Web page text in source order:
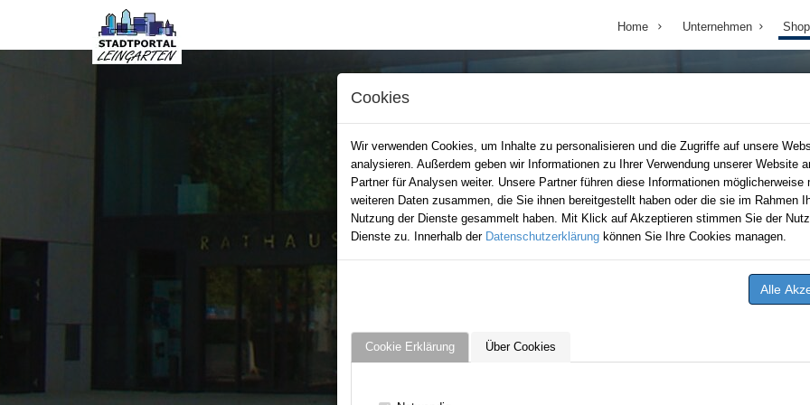
Cookies
Wir verwenden Cookies, um Inhalte zu personalisieren und die Zugriffe auf unsere
analysieren. Außerdem geben wir Informationen zu Ihrer Verwendung unserer Website
Partner für Analysen weiter. Unsere Partner führen diese Informationen möglicherweise
weiteren Daten zusammen, die Sie ihnen bereitgestellt haben oder die sie im Rahmen
Nutzung der Dienste gesammelt haben. Mit Klick auf Akzeptieren stimmen Sie der
Dienste zu. Innerhalb der Datenschutzerklärung können Sie Ihre Cookies managen.
Cookie Erklärung Über Cookies
Home Unternehmen